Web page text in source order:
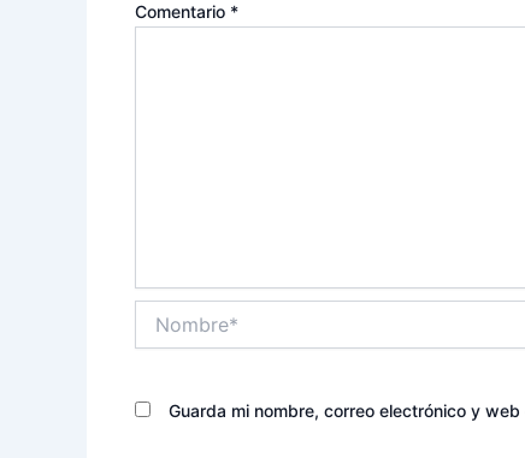
Comentario *
Guarda mi nombre, correo electrónico y